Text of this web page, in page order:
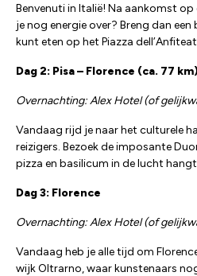
Benvenuti in Italië! Na aankomst
je nog energie over? Breng dan
kunt eten op het Piazza
Dag 2: Pisa – Florence (ca. 77
Overnachting: Alex Hotel (of
Vandaag rijd je naar het culturele
reizigers. Bezoek de imposante
pizza en basilicum in de lucht
Dag 3: Florence
Overnachting: Alex Hotel (of
Vandaag heb je alle tijd om
wijk Oltrarno, waar kunstenaars